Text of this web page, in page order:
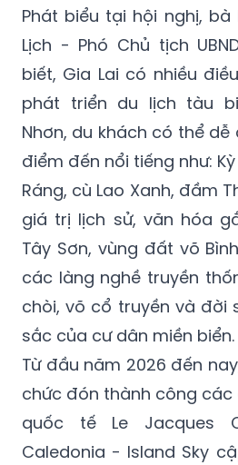
Phát biểu tại hội nghị, bà
Lịch - Phó Chủ tịch
biết, Gia Lai có nhiều
phát triển du lịch tàu
Nhơn, du khách có thể
điểm đến nổi tiếng như:
Ráng, cù Lao Xanh, đầm
giá trị lịch sử, văn hóa
Tây Sơn, vùng đất võ
các làng nghề truyền
chòi, võ cổ truyền và đời
sắc của cư dân miền biển.
Từ đầu năm 2026 đến
chức đón thành công các
quốc tế Le Jacques
Caledonia - Island Sky